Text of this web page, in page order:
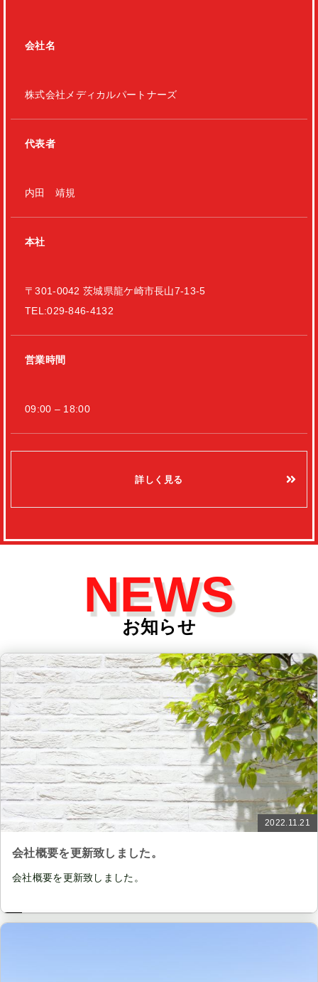
会社名
株式会社メディカルパートナーズ
代表者
内田 靖規
本社
〒301-0042 茨城県龍ケ崎市長山7-13-5
TEL:029-846-4132
営業時間
09:00 – 18:00
詳しく見る
NEWS
お知らせ
2022.11.21
会社概要を更新致しました。
会社概要を更新致しました。